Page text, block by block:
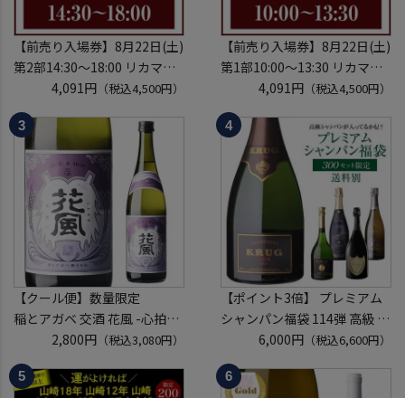
【前売り入場券】8月22日(土)
第2部14:30～18:00 リカマン
ウイスキーメッセ in京都
2026 1枚
入場券となるeチケットは【8
月中旬】にメールにて配信予
※代引き決済不可
4,091円（税込4,500円）
【前売り入場券】8月22日(土)
第1部10:00～13:30 リカマン
ウイスキーメッセ in京都
2026 1枚
入場券となるeチケットは【8
月中旬】にメールにて配信予
※代引き決済不可
4,091円 （税込4,500円）
【クール便】数量限定
稲とアガベ 交酒 花風 -心拍-
KYOTO EDITION 720ml こう
しゅ はなかぜ craft sake クラ
フトサケ 秋田県 男鹿市
2,800円（税込3,080円）
【ポイント3倍】 プレミアム
シャンパン福袋 114弾 高級 シ
ャンパン を探せ トゥルベ ト
レゾール クリュッグ 2004 が
入ってるかも!? 【先着300
6,000円 （税込6,600円）